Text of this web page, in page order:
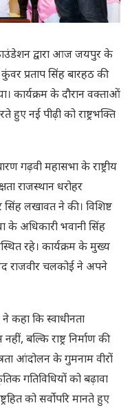
द्वारा आज जयपुर के
प्रताप सिंह बारहठ की
कार्यक्रम के दौरान वक्ताओं
हुए नई पीढ़ी को राष्ट्रभक्ति
गढ़वी महासभा के राष्ट्रीय
राजस्थान धरोहर
लखावत ने की। विशिष्ट
के अधिकारी भवानी सिंह
रहे। कार्यक्रम के मुख्य
राजवीर चलकोई ने अपने
कहा कि स्वाधीनता
बल्कि राष्ट्र निर्माण की
आंदोलन के गुमनाम वीरों
गतिविधियों को बढ़ावा
को सर्वोपरि मानते हुए